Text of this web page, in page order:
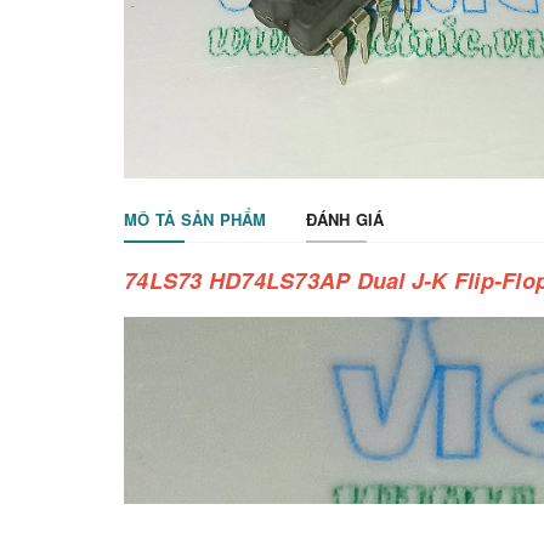
MÔ TẢ SẢN PHẨM ĐÁNH GIÁ
74LS73 HD74LS73AP Dual J-K Flip-